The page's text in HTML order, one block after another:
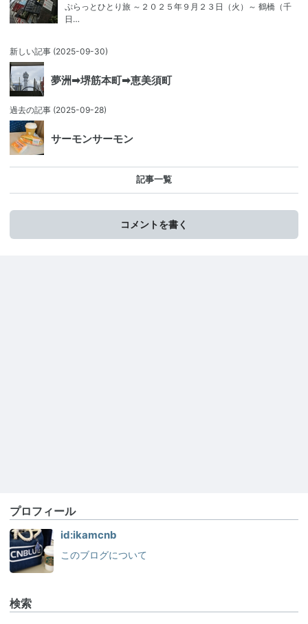
ぷらっとひとり旅 ～２０２５年９月２３日（火）～ 鶴橋（千
日…
新しい記事 (2025-09-30)
夢洲➡堺筋本町➡恵美須町
過去の記事 (2025-09-28)
サーモンサーモン
記事一覧
コメントを書く
プロフィール
id:ikamcnb
このブログについて
検索